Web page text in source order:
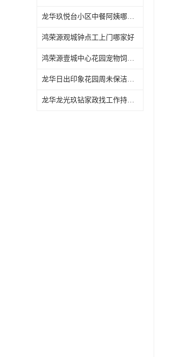
龙华玖悦台小区中餐阿姨哪家好
鸿荣源观城钟点工上门哪家好
鸿荣源壹城中心花园宠物饲养上门服务哪家好
龙华日出印象花园周未保洁持证上岗
龙华龙光玖钻家政找工作持证上岗